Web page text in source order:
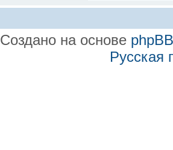
Создано на основе phpBB
Русская